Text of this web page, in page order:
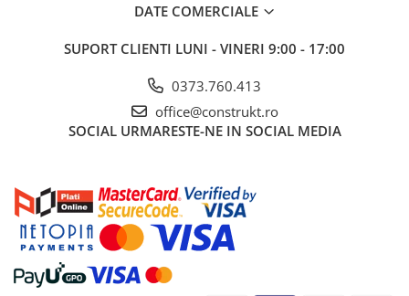
DATE COMERCIALE
SUPORT CLIENTI LUNI - VINERI 9:00 - 17:00
0373.760.413
office@construkt.ro
SOCIAL URMARESTE-NE IN SOCIAL MEDIA